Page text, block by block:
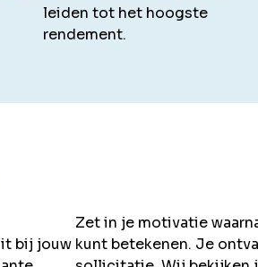
leiden tot het hoogste
rendement.
bij jouw
Zet in je motivatie
kunt betekenen. Je